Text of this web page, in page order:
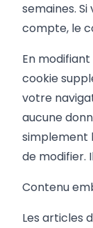
semaines.
compte, le
En
cookie
votre
aucune
simplement
de modifier.
Contenu
Les articles